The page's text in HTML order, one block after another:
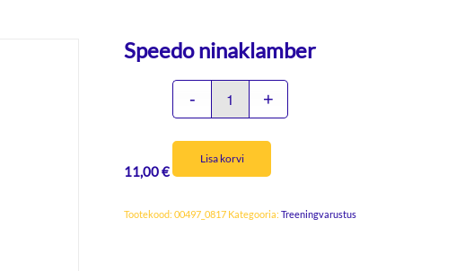
Speedo ninaklamber
11,00€
Lisa korvi
Tootekood:00497_0817 Kategooria:Treeningvarustus